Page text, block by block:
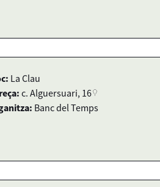
La Clau
c. Alguersuari, 16
Banc del Temps